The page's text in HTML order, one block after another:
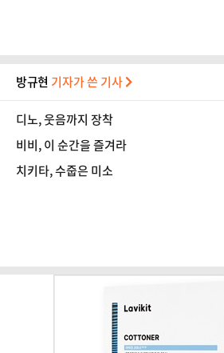
방규현 기자가 쓴 기사
디노, 웃음까지 장착
비비, 이 순간을 즐겨라
치키타, 수줍은 미소